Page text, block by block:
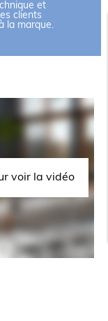
et
clients
la marque.
voir la vidéo